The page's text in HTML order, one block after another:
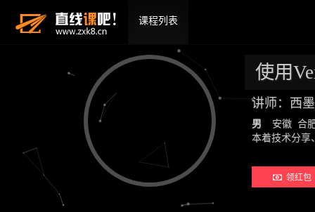
课程列表
使用
讲师：西
男
安徽 合
本着技术分
领红包